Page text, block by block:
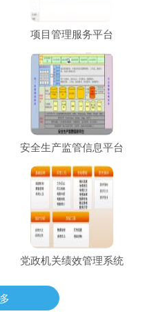
项目管理服务平台
安全生产监管信息平台
党政机关绩效管理系统